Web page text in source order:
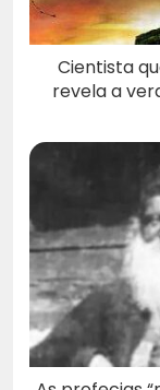
Cientista
revela a